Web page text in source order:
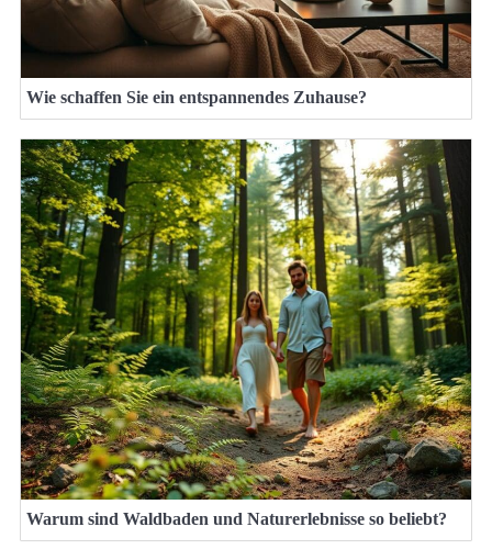
Wie schaffen Sie ein entspannendes Zuhause?
Warum sind Waldbaden und Naturerlebnisse so beliebt?